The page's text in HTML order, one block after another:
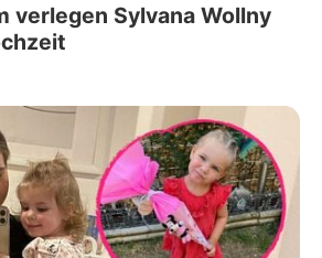
verlegen Sylvana Wollny